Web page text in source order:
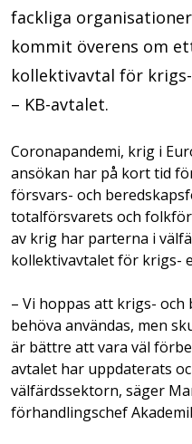
fackliga
kommit överens om
kollektivavtal för
– KB-avtalet.
Coronapandemi, krig i
ansökan har på kort tid
försvars- och
totalförsvarets och
av krig har parterna i
kollektivavtalet för krigs-
– Vi hoppas att krigs-
behöva användas, men
är bättre att vara väl
avtalet har uppdaterats
välfärdssektorn, säger
förhandlingschef